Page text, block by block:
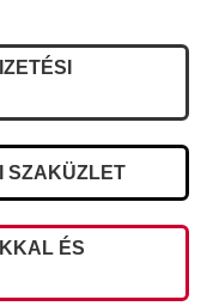
SZAKÜZLET
ÉS